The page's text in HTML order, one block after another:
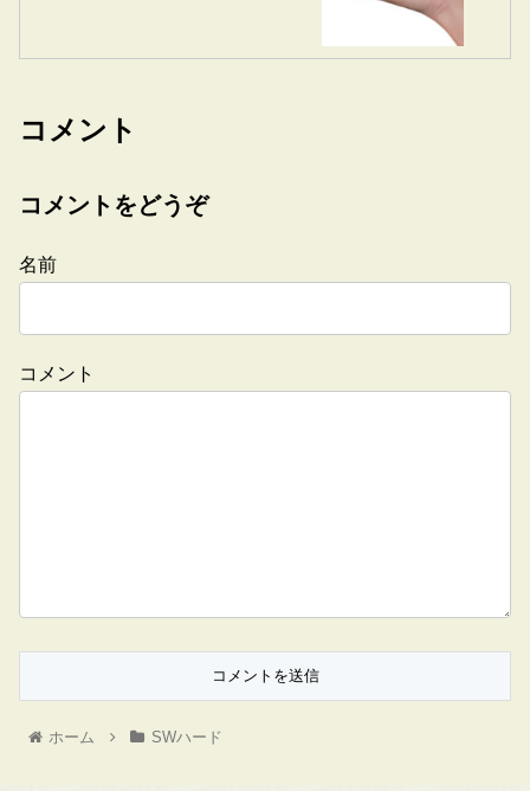
コメント
コメントをどうぞ
名前
コメント
ホーム SWハード